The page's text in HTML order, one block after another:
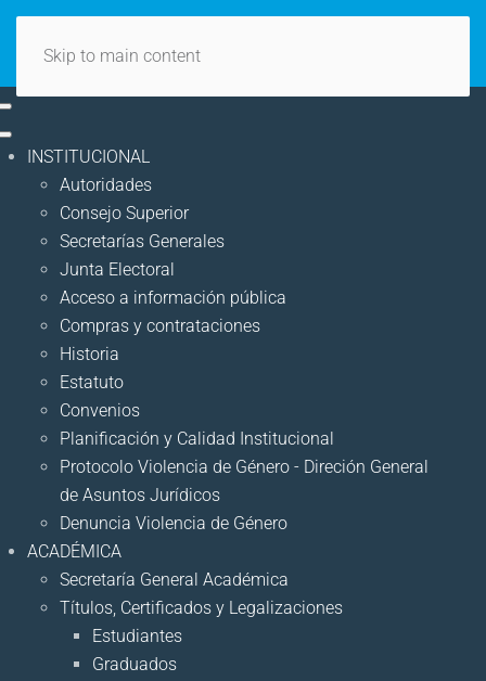
Skip to main content
INSTITUCIONAL
Autoridades
Consejo Superior
Secretarías Generales
Junta Electoral
Acceso a información pública
Compras y contrataciones
Historia
Estatuto
Convenios
Planificación y Calidad Institucional
Protocolo Violencia de Género - Direción General
de Asuntos Jurídicos
Denuncia Violencia de Género
ACADÉMICA
Secretaría General Académica
Títulos, Certificados y Legalizaciones
Estudiantes
Graduados